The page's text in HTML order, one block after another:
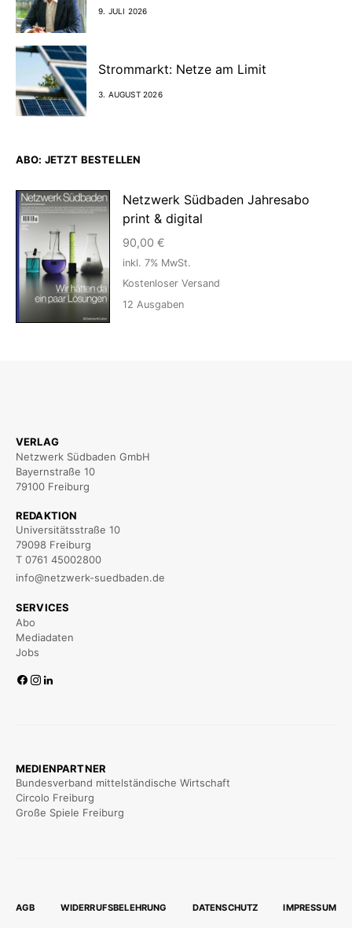
9. JULI 2026
Strommarkt: Netze am Limit
3. AUGUST 2026
ABO: JETZT BESTELLEN
Netzwerk Südbaden Jahresabo
print & digital
90,00 €
inkl. 7% MwSt.
Kostenloser Versand
12 Ausgaben
VERLAG
Netzwerk Südbaden GmbH
Bayernstraße 10
79100 Freiburg
REDAKTION
Universitätsstraße 10
79098 Freiburg
T 0761 45002800
info@netzwerk-suedbaden.de
SERVICES
Abo
Mediadaten
Jobs
MEDIENPARTNER
Bundesverband mittelständische Wirtschaft
Circolo Freiburg
Große Spiele Freiburg
AGB WIDERRUFSBELEHRUNG DATENSCHUTZ IMPRESSUM